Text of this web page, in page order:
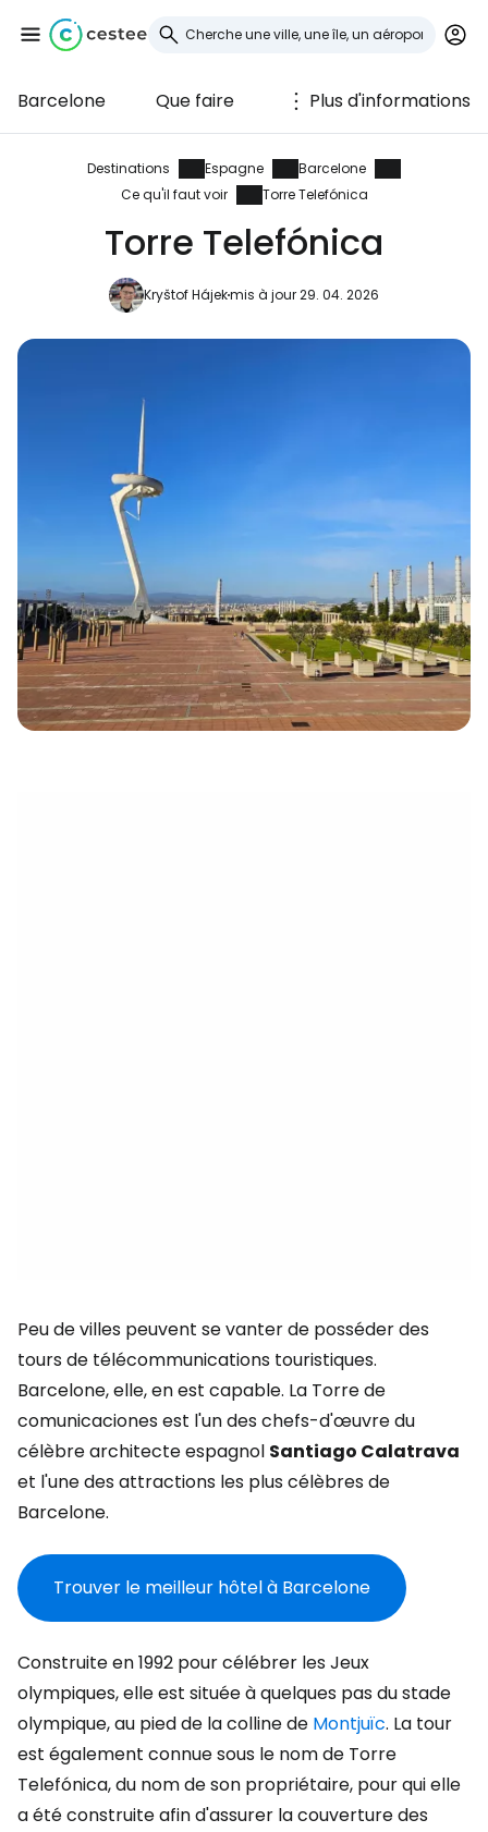
Barcelone Que faire Plus d'informations
Destinations Espagne
Barcelone
Ce qu'il faut voir
Torre Telefónica
Torre Telefónica
Kryštof Hájekmis à jour 29. 04. 2026
Peu de villes peuvent se vanter de posséder des
tours de télécommunications touristiques.
Barcelone, elle, en est capable. La Torre de
comunicaciones est l'un des chefs-d'œuvre du
célèbre architecte espagnol Santiago Calatrava
et l'une des attractions les plus célèbres de
Barcelone.
Trouver le meilleur hôtel à Barcelone
Construite en 1992 pour célébrer les Jeux
olympiques, elle est située à quelques pas du stade
olympique, au pied de la colline de Montjuïc. La tour
est également connue sous le nom de Torre
Telefónica, du nom de son propriétaire, pour qui elle
a été construite afin d'assurer la couverture des
Se connecter à
Cestee
... la communauté mondiale des voyageurs
Continuer avec Google
Poursuivre avec le courrier